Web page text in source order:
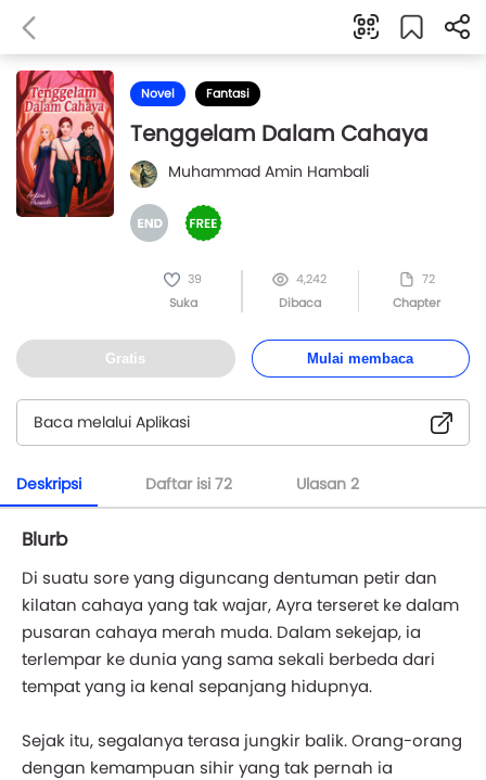
Novel Fantasi
Tenggelam Dalam Cahaya
Muhammad Amin Hambali
39
Suka
4,242
Dibaca
72
Chapter
Gratis Mulai membaca
Baca melalui Aplikasi
Deskripsi Daftar isi 72 Ulasan 2
Blurb
Di suatu sore yang diguncang dentuman petir dan
kilatan cahaya yang tak wajar, Ayra terseret ke dalam
pusaran cahaya merah muda. Dalam sekejap, ia
terlempar ke dunia yang sama sekali berbeda dari
tempat yang ia kenal sepanjang hidupnya.
Sejak itu, segalanya terasa jungkir balik. Orang-orang
dengan kemampuan sihir yang tak pernah ia